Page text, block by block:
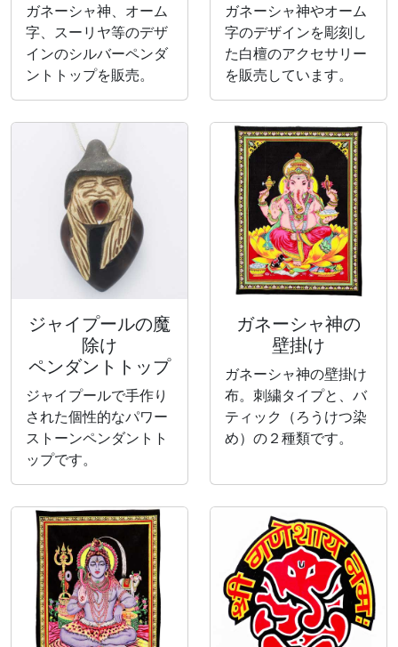
ガネーシャ神、オーム
字、スーリヤ等のデザ
インのシルバーペンダ
ントトップを販売。
ガネーシャ神やオーム
字のデザインを彫刻し
た白檀のアクセサリー
を販売しています。
ジャイプールの魔
除け
ペンダントトップ
ジャイプールで手作り
された個性的なパワー
ストーンペンダントト
ップです。
ガネーシャ神の
壁掛け
ガネーシャ神の壁掛け
布。刺繍タイプと、バ
ティック（ろうけつ染
め）の２種類です。